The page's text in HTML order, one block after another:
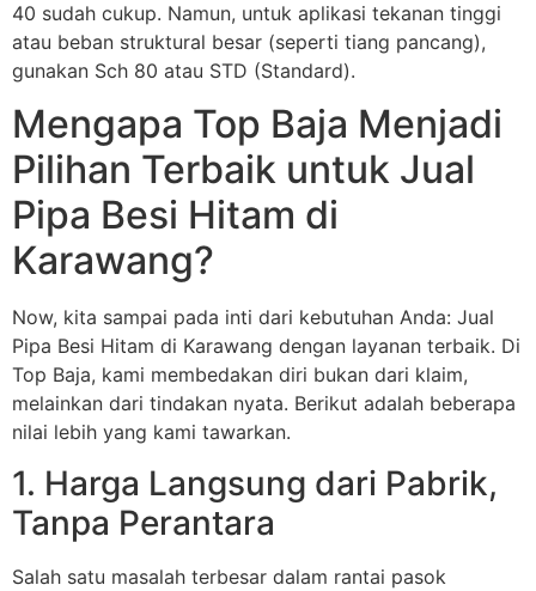
40 sudah cukup. Namun, untuk aplikasi tekanan tinggi
atau beban struktural besar (seperti tiang pancang),
gunakan Sch 80 atau STD (Standard).
Mengapa Top Baja Menjadi
Pilihan Terbaik untuk Jual
Pipa Besi Hitam di
Karawang?
Now, kita sampai pada inti dari kebutuhan Anda: Jual
Pipa Besi Hitam di Karawang dengan layanan terbaik. Di
Top Baja, kami membedakan diri bukan dari klaim,
melainkan dari tindakan nyata. Berikut adalah beberapa
nilai lebih yang kami tawarkan.
1. Harga Langsung dari Pabrik,
Tanpa Perantara
Salah satu masalah terbesar dalam rantai pasok